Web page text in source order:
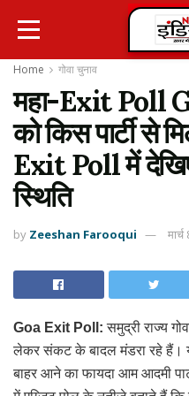
Home गोवा चुनाव
महा-Exit Poll
को किस पार्टी से
Exit Poll में
स्थिति
by Zeeshan Farooqui
Goa Exit Poll: समुद्री राज्य
लेकर संकट के बादल मंडरा रहे हैं।
बाहर आने का फायदा आम आदमी